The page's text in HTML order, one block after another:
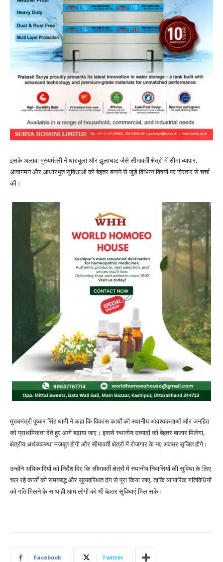
इसके अलावा मुख्यमंत्री ने धारचूला और झूलाघाट जैसे सीमावर्ती क्षेत्रों में सीमा व्यापार,
आवागमन और आधारभूत सुविधाओं को बेहतर बनाने से जुड़े विभिन्न विषयों पर विस्तार से चर्चा
की।
मुख्यमंत्री पुष्कर सिंह धामी ने कहा कि विकास कार्यों को स्थानीय आवश्यकताओं और जनहित
को प्राथमिकता देते हुए आगे बढ़ाया जाए। इससे स्थानीय उत्पादों को बेहतर बाजार मिलेगा,
क्षेत्रीय अर्थव्यवस्था मजबूत होगी और सीमावर्ती क्षेत्रों में रोजगार के नए अवसर सृजित होंगे।
उन्होंने अधिकारियों को निर्देश दिए कि सीमावर्ती क्षेत्रों में स्थानीय निवासियों की सुविधा के लिए
चल रहे कार्यों को समयबद्ध और सुव्यवस्थित ढंग से पूरा किया जाए, ताकि व्यापारिक गतिविधियों
को गति मिलने के साथ ही आम लोगों को भी बेहतर सुविधाएं मिल सकें।
Facebook Twitter